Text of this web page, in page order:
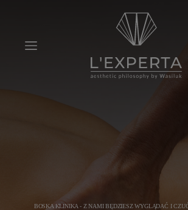
BOSKA KLINIKA - Z NAMI BĘDZIESZ WYGLĄDAĆ I